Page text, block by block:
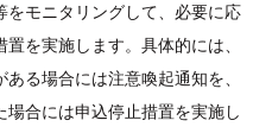
をモニタリングして、必要に応
を実施します。具体的には、
る場合には注意喚起通知を、
場合には申込停止措置を実施し